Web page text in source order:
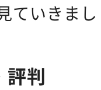
ていきま
評判